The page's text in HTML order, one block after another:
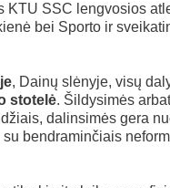
KTU SSC lengvosios
bei Sporto ir
, Dainų slėnyje, visų
stotelė. Šildysimės
dalinsimės gera
bendraminčiais